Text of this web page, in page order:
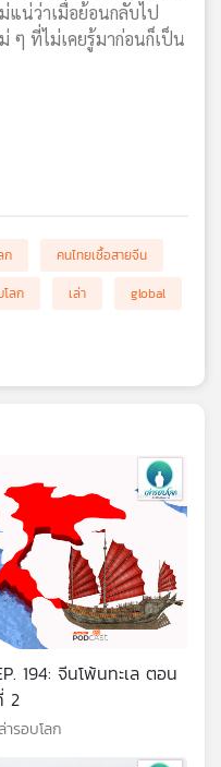
แน่ว่าเมื่อย้อนกลับไป
ๆ ที่ไม่เคยรู้มาก่อนก็เป็น
ก
คนไทยเชื้อสายจีน
โลก เล่า
global
194: จีนโพ้นทะเล ตอน
2
ารอบโลก